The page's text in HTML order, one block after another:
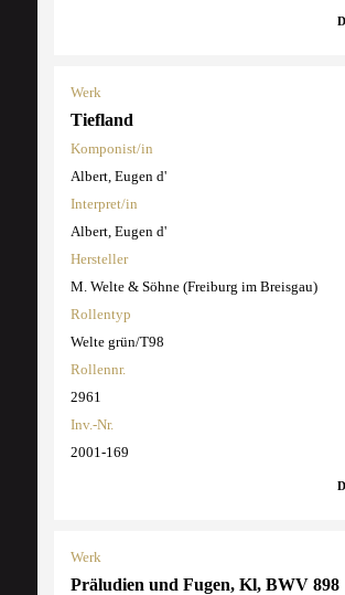
Werk
Tiefland
Komponist/in
Albert, Eugen d'
Interpret/in
Albert, Eugen d'
Hersteller
M. Welte & Söhne (Freiburg im Breisgau)
Rollentyp
Welte grün/T98
Rollennr.
2961
Inv.-Nr.
2001-169
Werk
Präludien und Fugen, Kl, BWV 898